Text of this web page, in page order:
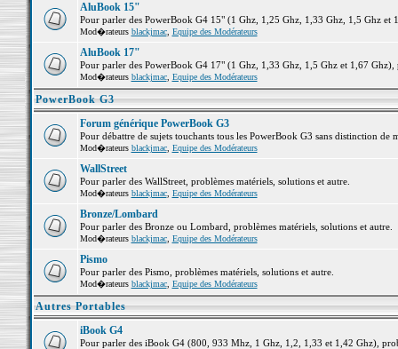
AluBook 15"
Pour parler des PowerBook G4 15" (1 Ghz, 1,25 Ghz, 1,33 Ghz, 1,5 Ghz et
Mod�rateurs blackjmac, Equipe des Modérateurs
AluBook 17"
Pour parler des PowerBook G4 17" (1 Ghz, 1,33 Ghz, 1,5 Ghz et 1,67 Ghz),
Mod�rateurs blackjmac, Equipe des Modérateurs
PowerBook G3
Forum générique PowerBook G3
Pour débattre de sujets touchants tous les PowerBook G3 sans distinction de
Mod�rateurs blackjmac, Equipe des Modérateurs
WallStreet
Pour parler des WallStreet, problèmes matériels, solutions et autre.
Mod�rateurs blackjmac, Equipe des Modérateurs
Bronze/Lombard
Pour parler des Bronze ou Lombard, problèmes matériels, solutions et autre.
Mod�rateurs blackjmac, Equipe des Modérateurs
Pismo
Pour parler des Pismo, problèmes matériels, solutions et autre.
Mod�rateurs blackjmac, Equipe des Modérateurs
Autres Portables
iBook G4
Pour parler des iBook G4 (800, 933 Mhz, 1 Ghz, 1,2, 1,33 et 1,42 Ghz),